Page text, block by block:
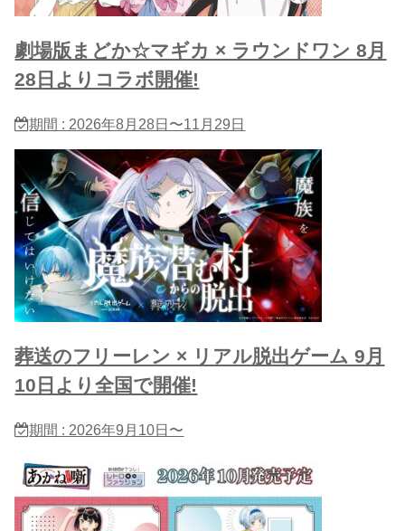
劇場版まどか☆マギカ × ラウンドワン 8月
28日よりコラボ開催!
期間 : 2026年8月28日〜11月29日
葬送のフリーレン × リアル脱出ゲーム 9月
10日より全国で開催!
期間 : 2026年9月10日〜